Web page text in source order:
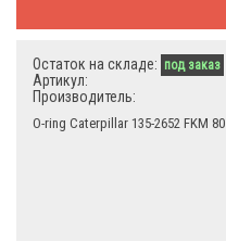
Остаток на складе: под заказ
Артикул:
Производитель:
O-ring Caterpillar 135-2652 FKM 80